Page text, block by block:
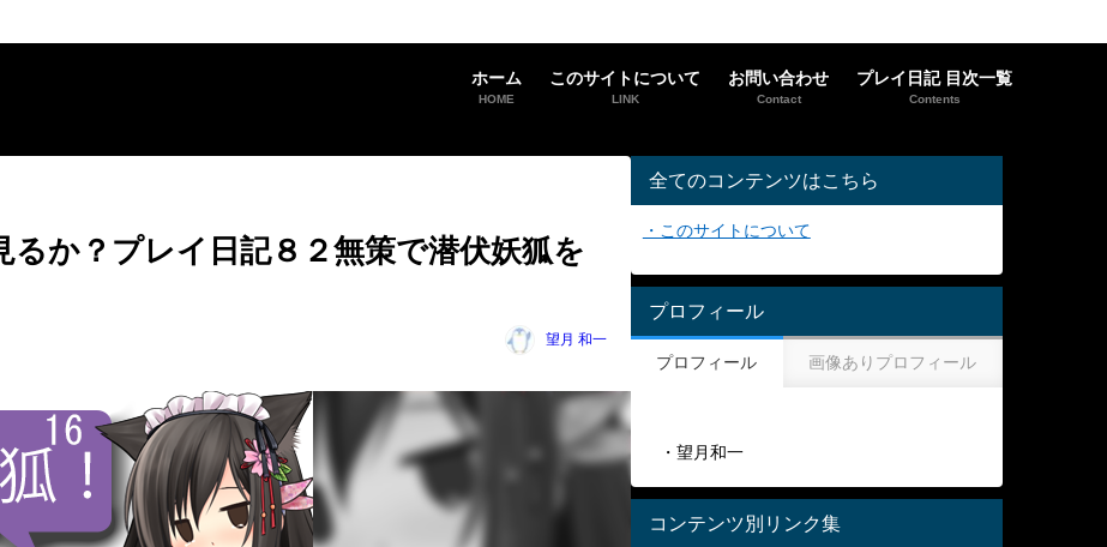
ホーム
HOME
このサイトについて
LINK
お問い合わせ
Contact
プレイ日記 目次一覧
Contents
か？プレイ日記８２無策で潜伏妖狐を
望月 和一
全てのコンテンツはこちら
・このサイトについて
プロフィール
プロフィール 画像ありプロフィール
・望月和一
コンテンツ別リンク集